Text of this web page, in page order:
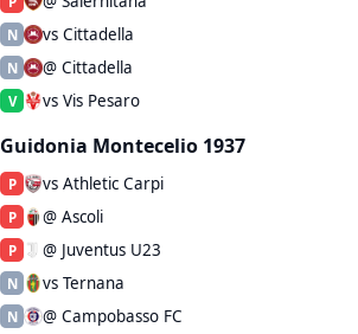
N vs Cittadella
N @ Cittadella
V vs Vis Pesaro
Guidonia Montecelio 1937
P vs Athletic Carpi
P @ Ascoli
P @ Juventus U23
N vs Ternana
N @ Campobasso FC